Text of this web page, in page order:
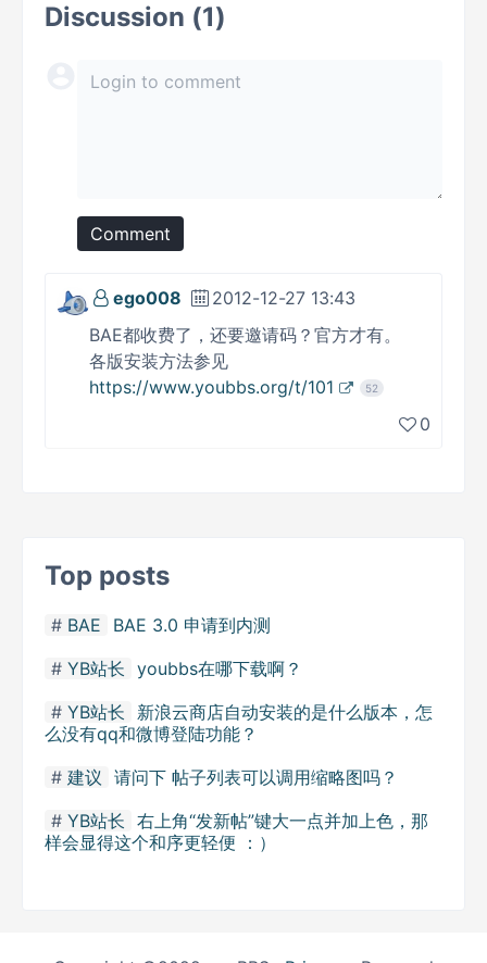
Discussion (1)
Comment
ego008
2012-12-27 13:43
BAE都收费了，还要邀请码？官方才有。
各版安装方法参见
https://www.youbbs.org/t/101
52
0
Top posts
BAE
BAE 3.0 申请到内测
YB站长 youbbs在哪下载啊？
YB站长
新浪云商店自动安装的是什么版本，怎
么没有qq和微博登陆功能？
建议 请问下 帖子列表可以调用缩略图吗？
YB站长 右上角“发新帖”键大一点并加上色，那
样会显得这个和序更轻便 ：）